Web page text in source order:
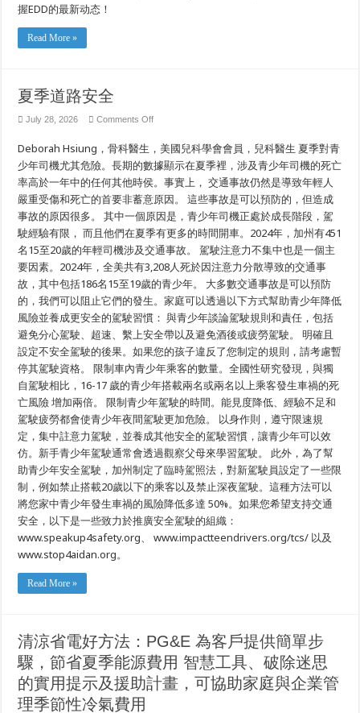
握EDD的最新动态！
Read More »
夏季道路安全
July 28, 2026 Comments Offon
道
路
全
Deborah Hsiung，骨科醫生，美國兒科學會會員，兒科醫生 夏季對青
少年司機尤其危險。長期的數據顯示在夏季裡，涉及青少年司機的死亡
率高於一年中的任何其他時侯。事實上， 交通事故仍然是導致年輕人
嚴重受傷和死亡的首要非蓄意原因。 這些事故是可以預防的，但造成
事故的原因很多。 其中一個原因是，青少年司機正處於成長階段，駕
駛經驗有限， 而且他們在夏季有更多的時間開車。2024年，加州有451
名15至20歲的年輕司機涉及交通事故。 駕駛注意力不集中也是一個主
要因素。2024年，全美共有3,208人死於因注意力分散導致的交通事
故，其中包括186名15至19歲的青少年。 大多數交通事故是可以預防
的，我們可以阻止它們的發生。家庭可以透過以下方式幫助青少年降低
風險並養成更安全的駕駛習慣： 與青少年談論駕駛規則和責任，包括
避免分心駕駛、超速、繫上安全帶以及避免酒後或疲勞駕駛。 明確且
設定不安全駕駛的後果。如果您的孩子違反了您制定的規則，請考慮暫
停其駕駛資格。 限制車內青少年乘客的數量。全國性研究發現，與獨
自駕駛相比，16-17 歲的青少年搭載兩名或兩名以上乘客發生車禍的死
亡風險 增加兩倍。 限制青少年駕駛的時間。能見度降低、經驗不足和
駕駛疲勞都會使青少年夜間駕駛更加危險。 以身作則，遵守限速規
定，集中註意力駕駛，並養成其他安全的駕駛習慣，讓青少年可以效
仿。新手青少年駕駛通常會透過觀察父母來學習駕駛。 此外，為了幫
助青少年安全駕駛，加州制定了臨時駕照法，對新駕駛員設定了一些限
制，例如禁止搭載20歲以下的乘客以及禁止深夜駕駛。這種方法可以
將您家中青少年發生車禍的風險降低多達 50%。如果您希望支持交通
安全，以下是一些致力於推廣安全駕駛的組織：
www.speakup4safety.org、 www.impactteendrivers.org/tcs/ 以及
www.stop4aidan.org。
Read More »
清涼省電好方法：PG&E 為客戶提供簡單步
驟，節省夏季能源費用 智慧工具、破除迷思
的實用提示及援助計畫，可協助家庭與企業管
理季節性冷氣費用